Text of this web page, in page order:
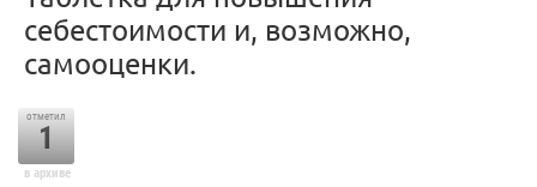
себестоимости и, возможно,
самооценки.
отметил
1
в архиве